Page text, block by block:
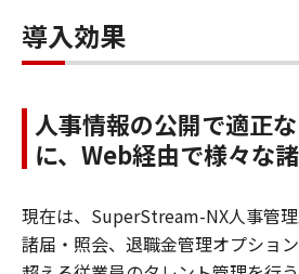
導入効果
人事情報の公開で適正
に、Web経由で様々な
現在は、SuperStream-NX人事管
諸届・照会、退職金管理オプショ